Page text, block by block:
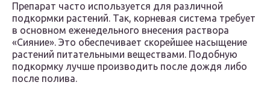
Препарат часто используется для различной
подкормки растений. Так, корневая система требует
в основном еженедельного внесения раствора
«Сияние». Это обеспечивает скорейшее насыщение
растений питательными веществами. Подобную
подкормку лучше производить после дождя либо
после полива.